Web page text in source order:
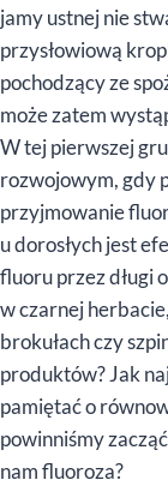
jamy ustnej nie
przysłowiową
pochodzący ze
może zatem
W tej pierwszej
rozwojowym, gdy
przyjmowanie
u dorosłych jest
fluoru przez długi
w czarnej
brokułach czy
produktów? Jak
pamiętać o
powinniśmy
nam fluoroza?